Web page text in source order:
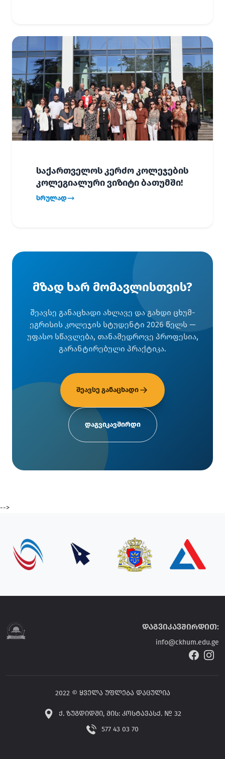
საქართველოს კერძო კოლეჯების
კოლეგიალური ვიზიტი ბათუმში!
სრულად
მზად ხარ მომავლისთვის?
შეავსე განაცხადი ახლავე და გახდი ცხუმ-
ეგრისის კოლეჯის სტუდენტი 2026 წელს —
უფასო სწავლება, თანამედროვე პროფესია,
გარანტირებული პრაქტიკა.
შეავსე განაცხადი
დაგვიკავშირდი
-->
დაგვიკავშირდით:
info@ckhum.edu.ge
2022 © ყველა უფლება დაცულია
ქ. ზუგდიდში, მის: კოსტავასქ. № 32
577 43 03 70